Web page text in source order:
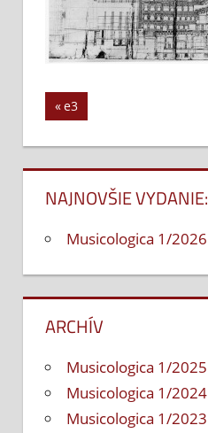
Navigácia
v
článku
Previous
e3
NAJNOVŠIE VYDANIE:
Musicologica 1/2026
ARCHÍV
Musicologica 1/2025
Musicologica 1/2024
Musicologica 1/2023